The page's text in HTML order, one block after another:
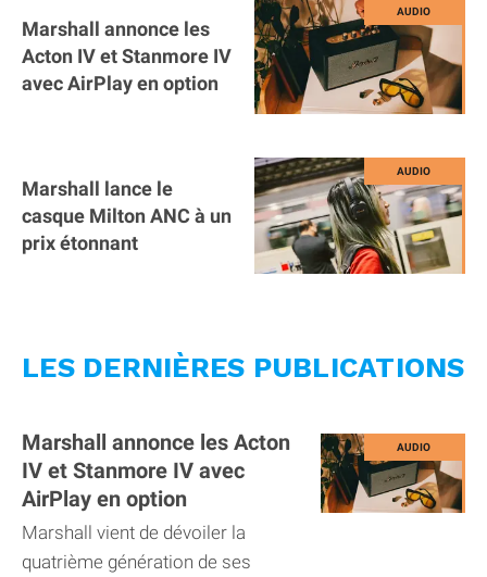
Marshall annonce les
Acton IV et Stanmore IV
avec AirPlay en option
Marshall lance le
casque Milton ANC à un
prix étonnant
LES DERNIÈRES PUBLICATIONS
Marshall annonce les Acton
IV et Stanmore IV avec
AirPlay en option
Marshall vient de dévoiler la
quatrième génération de ses